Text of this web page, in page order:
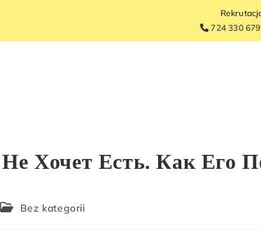
724 330 679
Хочет Есть. Как Его
Bez kategorii